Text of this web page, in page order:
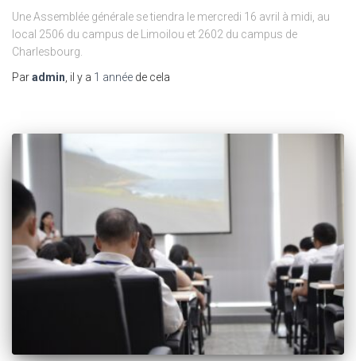
Une Assemblée générale se tiendra le mercredi 16 avril à midi, au
local 2506 du campus de Limoilou et 2602 du campus de
Charlesbourg.
Paradmin , il y a 1 année de cela